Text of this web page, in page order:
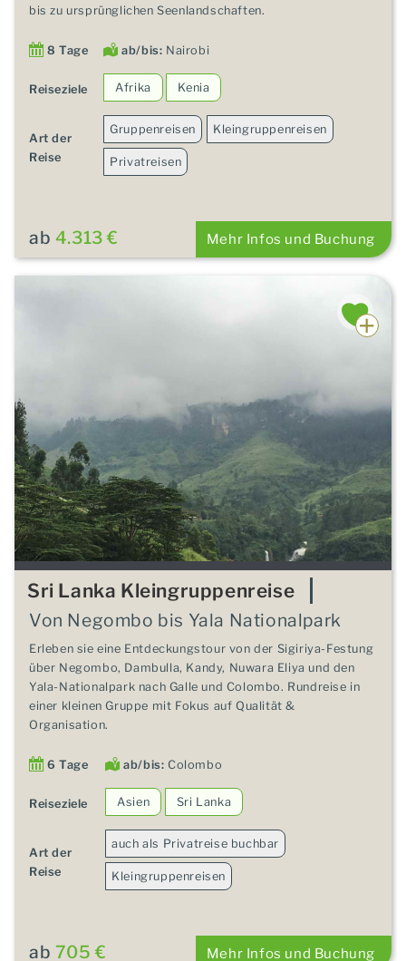
bis zu ursprünglichen Seenlandschaften.
8 Tage ab/bis: Nairobi
Reiseziele Afrika Kenia
Art der
Reise
Gruppenreisen Kleingruppenreisen
Privatreisen
ab 4.313 € Mehr Infos und Buchung
Sri Lanka Kleingruppenreise
Von Negombo bis Yala Nationalpark
Erleben sie eine Entdeckungstour von der Sigiriya-Festung
über Negombo, Dambulla, Kandy, Nuwara Eliya und den
Yala-Nationalpark nach Galle und Colombo. Rundreise in
einer kleinen Gruppe mit Fokus auf Qualität &
Organisation.
6 Tage ab/bis: Colombo
Reiseziele Asien Sri Lanka
Art der
Reise
auch als Privatreise buchbar
Kleingruppenreisen
ab 705 € Mehr Infos und Buchung